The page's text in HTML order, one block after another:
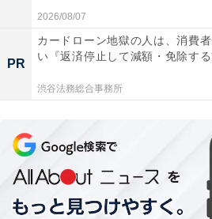
2026/08/07
PR
カードローン地獄の人は、消費
い『返済停止して減額・免除す
渋谷法務総合事務所